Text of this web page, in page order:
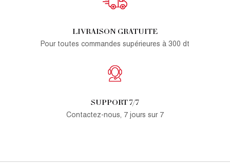
LIVRAISON GRATUITE
Pour toutes commandes supérieures à 300 dt
SUPPORT 7/7
Contactez-nous, 7 jours sur 7